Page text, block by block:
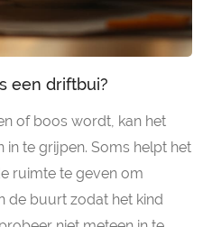
een driftbui?
of boos wordt, kan het
te grijpen. Soms helpt het
ruimte te geven om
de buurt zodat het kind